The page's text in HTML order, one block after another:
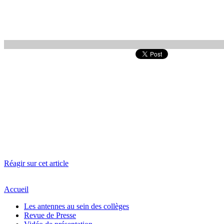
Réagir sur cet article
Accueil
Les antennes au sein des collèges
Revue de Presse